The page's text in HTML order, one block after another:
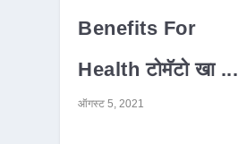
Benefits For
Health टोमॅटो खा ...
ऑगस्ट 5, 2021